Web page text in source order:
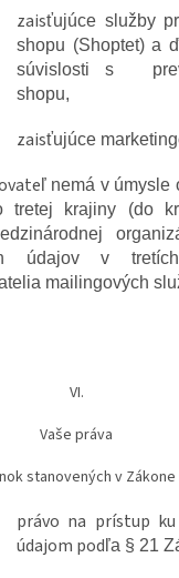
zaisťujúce služby
shopu (Shoptet) a
súvislosti s
shopu,
zaisťujúce
ľ nemá v úmysle
tretej krajiny (do
údajov v
mailingových
VI.
Vaše práva
stanovených v
právo na prístup
údajom pod ľa § 21